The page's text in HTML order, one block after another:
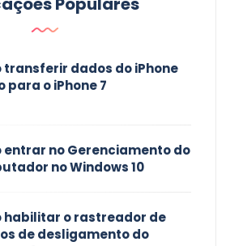
transferir dados do iPhone
para o iPhone 7
entrar no Gerenciamento do
no Windows 10
habilitar o rastreador de
de desligamento do